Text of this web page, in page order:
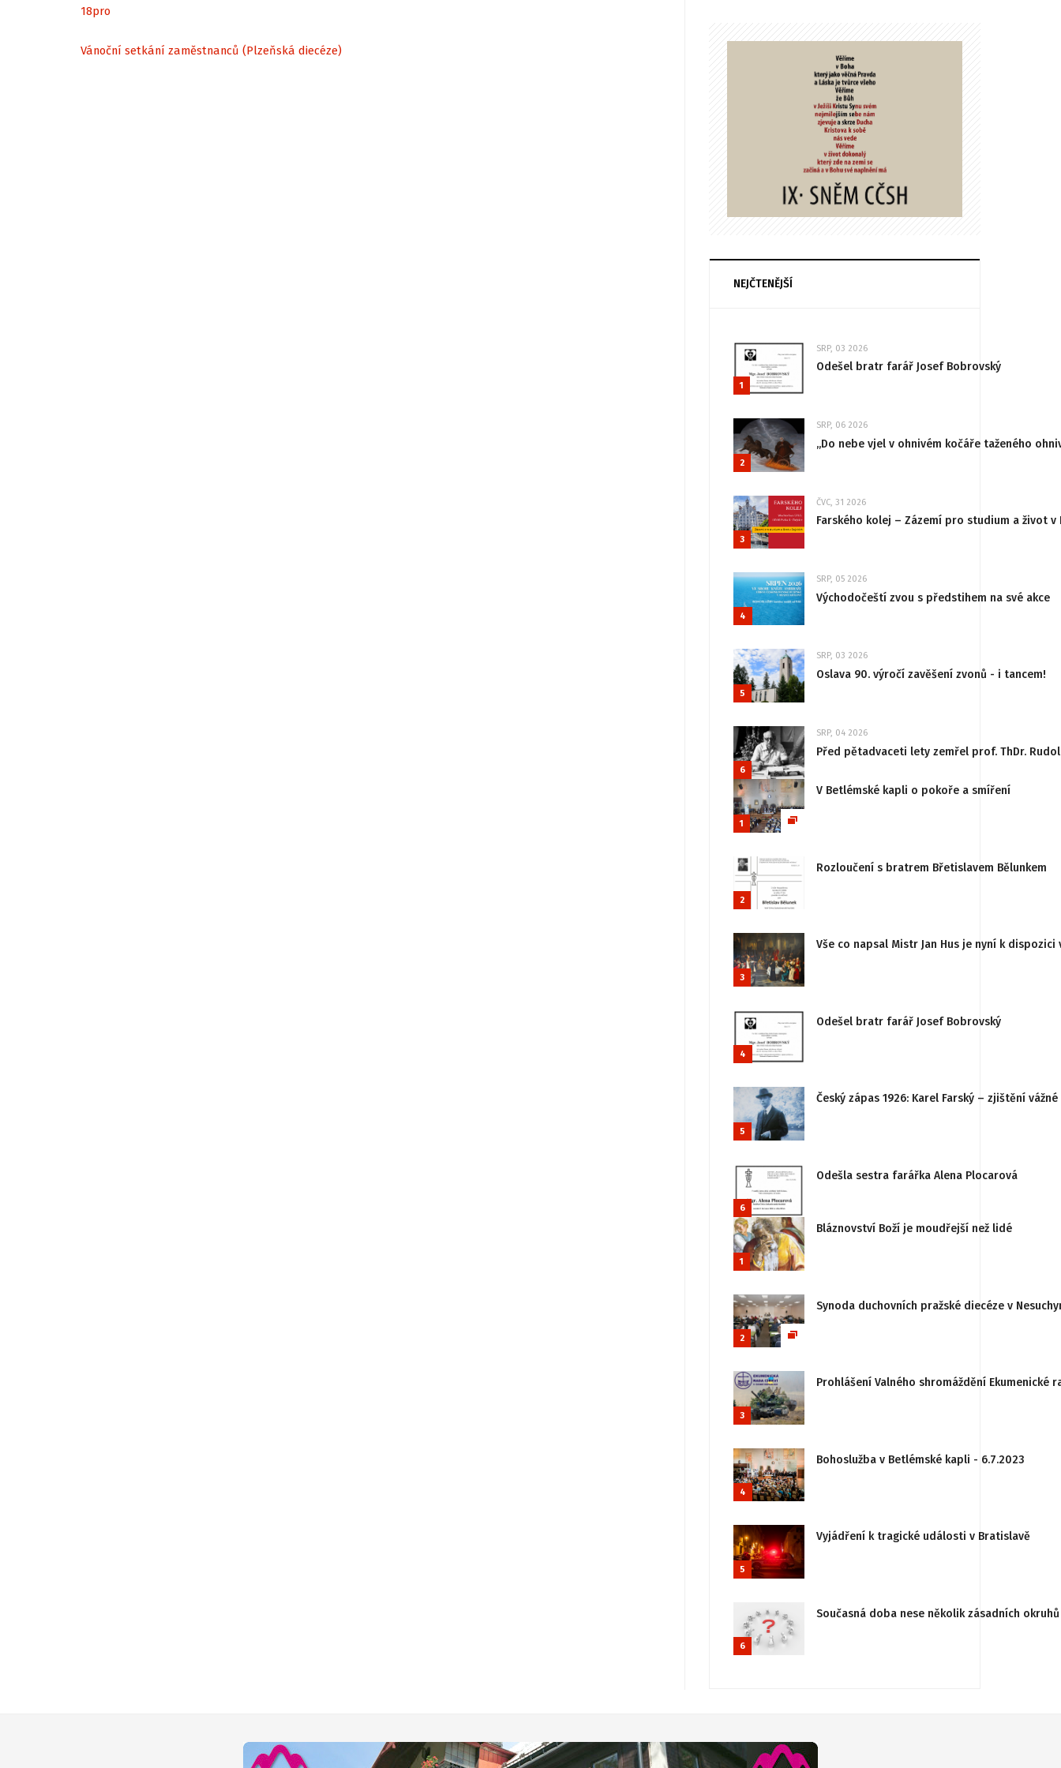
18pro
Vánoční setkání zaměstnanců (Plzeňská diecéze)
NEJČTENĚJŠÍ
1
SRP, 03 2026
Odešel bratr farář Josef Bobrovský
2
SRP, 06 2026
„Do nebe vjel v ohnivém kočáře taženého
3
ČVC, 31 2026
Farského kolej – Zázemí pro studium a život v
4
SRP, 05 2026
Východočeští zvou s předstihem na své akce
5
SRP, 03 2026
Oslava 90. výročí zavěšení zvonů - i tancem!
6
SRP, 04 2026
Před pětadvaceti lety zemřel prof. ThDr.
1
V Betlémské kapli o pokoře a smíření
2
Rozloučení s bratrem Břetislavem Bělunkem
3
Vše co napsal Mistr Jan Hus je nyní k
4
Odešel bratr farář Josef Bobrovský
5
Český zápas 1926: Karel Farský – zjištění
6
Odešla sestra farářka Alena Plocarová
1
Bláznovství Boží je moudřejší než lidé
2
Synoda duchovních pražské diecéze v
3
Prohlášení Valného shromáždění
4
Bohoslužba v Betlémské kapli - 6.7.2023
5
Vyjádření k tragické události v Bratislavě
6
Současná doba nese několik zásadních